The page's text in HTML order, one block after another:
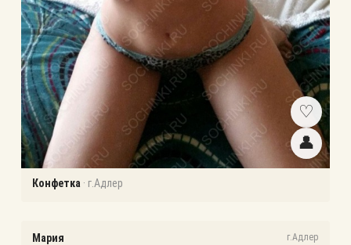
♡
👤
Конфетка · г.Адлер
Мария г.Адлер